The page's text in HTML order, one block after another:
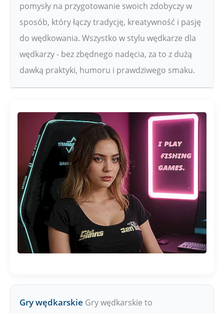
pomysły na przygotowanie swoich zdobyczy w
sposób, który łączy tradycję, kreatywność i pasję
do wędkowania. Wszystko w stylu wędkarze dla
wędkarzy - bez zbędnego nadęcia, za to z dużą
dawką praktyki, humoru i prawdziwego smaku.
Gry wędkarskie Gry wędkarskie to